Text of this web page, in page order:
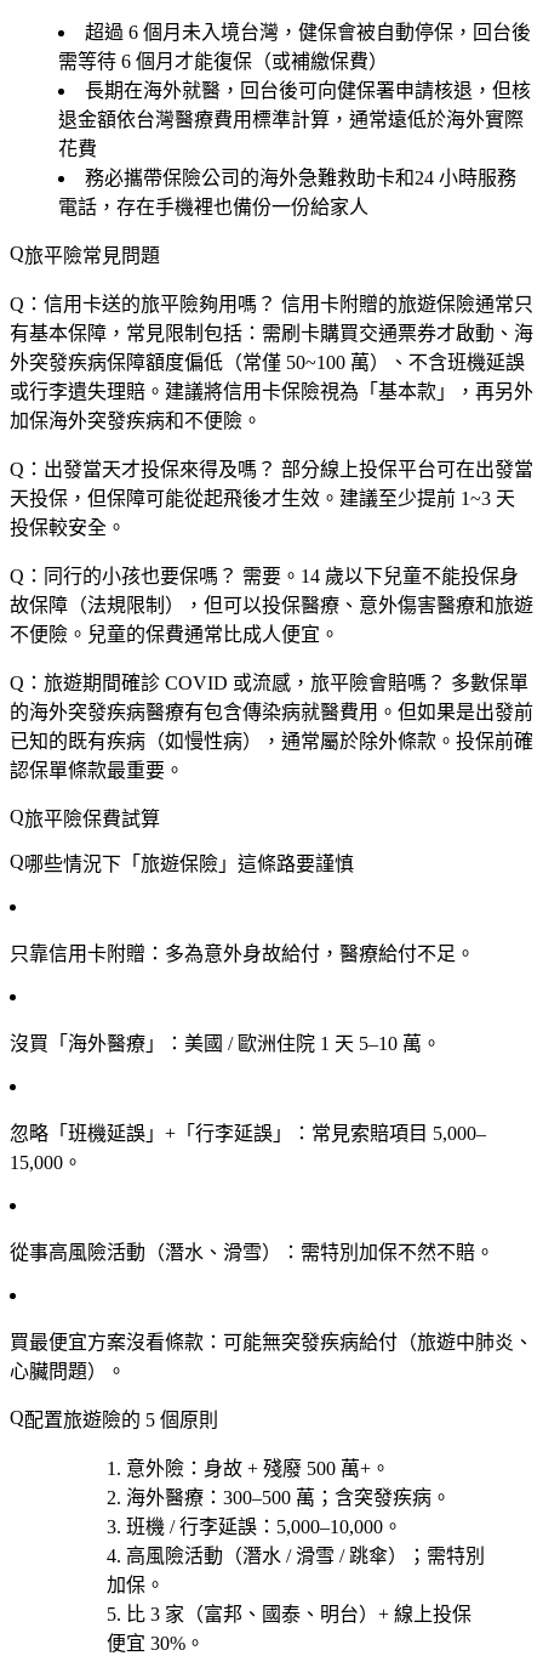
超過 6 個月未入境台灣，健保會被自動停保，回台後
需等待 6 個月才能復保（或補繳保費）
長期在海外就醫，回台後可向健保署申請核退，但核
退金額依台灣醫療費用標準計算，通常遠低於海外實際
花費
務必攜帶保險公司的海外急難救助卡和24 小時服務
電話 ，存在手機裡也備份一份給家人
旅平險常見問題
Q：信用卡送的旅平險夠用嗎？ 信用卡附贈的旅遊保險通常只
有基本保障，常見限制包括：需刷卡購買交通票券才啟動、海
外突發疾病保障額度偏低（常僅 50~100 萬）、不含班機延誤
或行李遺失理賠。建議將信用卡保險視為「基本款」，再另外
加保海外突發疾病和不便險。
Q：出發當天才投保來得及嗎？ 部分線上投保平台可在出發當
天投保，但保障可能從起飛後才生效。建議至少提前 1~3 天
投保較安全。
Q：同行的小孩也要保嗎？ 需要。14 歲以下兒童不能投保身
故保障（法規限制），但可以投保醫療、意外傷害醫療和旅遊
不便險。兒童的保費通常比成人便宜。
Q：旅遊期間確診 COVID 或流感，旅平險會賠嗎？ 多數保單
的海外突發疾病醫療有包含傳染病就醫費用。但如果是出發前
已知的既有疾病（如慢性病），通常屬於除外條款。投保前確
認保單條款最重要。
旅平險保費試算
哪些情況下「旅遊保險」這條路要謹慎
只靠信用卡附贈 ：多為意外身故給付，醫療給付不足。
沒買「海外醫療」 ：美國 / 歐洲住院 1 天 5–10 萬。
忽略「班機延誤」+「行李延誤」
：常見索賠項目 5,000–
15,000。
從事高風險活動（潛水、滑雪） ：需特別加保不然不賠。
買最便宜方案沒看條款 ：可能無突發疾病給付（旅遊中肺炎、
心臟問題）。
配置旅遊險的 5 個原則
意外險 ：身故 + 殘廢 500 萬+。
海外醫療 ：300–500 萬；含突發疾病。
班機 / 行李延誤 ：5,000–10,000。
高風險活動 （潛水 / 滑雪 / 跳傘）；需特別
加保。
比 3 家 （富邦、國泰、明台）+ 線上投保
便宜 30%。